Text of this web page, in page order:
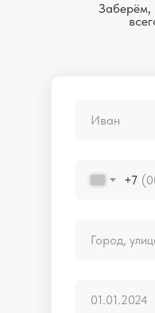
Заберём,
+7